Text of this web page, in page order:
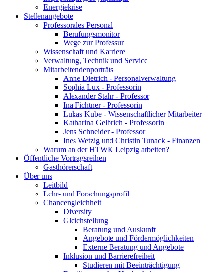
Energiekrise
Stellenangebote
Professorales Personal
Berufungsmonitor
Wege zur Professur
Wissenschaft und Karriere
Verwaltung, Technik und Service
Mitarbeitendenporträts
Anne Dietrich - Personalverwaltung
Sophia Lux - Professorin
Alexander Stahr - Professor
Ina Fichtner - Professorin
Lukas Kube - Wissenschaftlicher Mitarbeiter
Katharina Gelbrich - Professorin
Jens Schneider - Professor
Ines Wetzig und Christin Tunack - Finanzen
Warum an der HTWK Leipzig arbeiten?
Öffentliche Vortragsreihen
Gasthörerschaft
Über uns
Leitbild
Lehr- und Forschungsprofil
Chancengleichheit
Diversity
Gleichstellung
Beratung und Auskunft
Angebote und Fördermöglichkeiten
Externe Beratung und Angebote
Inklusion und Barrierefreiheit
Studieren mit Beeinträchtigung